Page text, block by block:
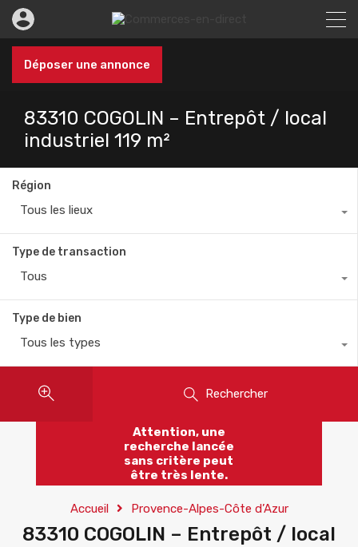
Déposer une annonce
83310 COGOLIN – Entrepôt / local
industriel 119 m²
Région
Tous les lieux
Type de transaction
Tous
Type de bien
Tous les types
Rechercher
Attention, une
recherche lancée
sans critère peut
être très lente.
Accueil Provence-Alpes-Côte d’Azur
83310 COGOLIN – Entrepôt / local